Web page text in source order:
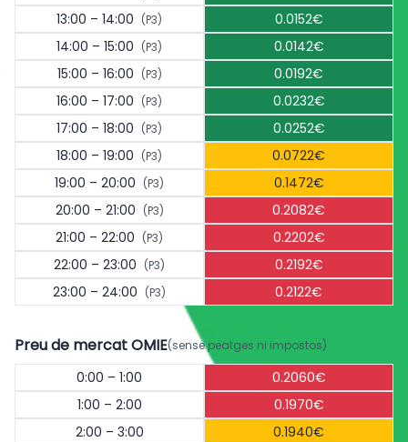
13:00 – 14:00 (P3)
0.0152€
14:00 – 15:00 (P3)
0.0142€
15:00 – 16:00 (P3)
0.0192€
16:00 – 17:00 (P3)
0.0232€
17:00 – 18:00 (P3)
0.0252€
18:00 – 19:00 (P3)
0.0722€
19:00 – 20:00 (P3)
0.1472€
20:00 – 21:00 (P3)
0.2082€
21:00 – 22:00 (P3)
0.2202€
22:00 – 23:00 (P3)
0.2192€
23:00 – 24:00 (P3) 0.2122€
Preu de mercat OMIE(sense peatges ni impostos)
0:00 – 1:00
0.2060€
1:00 – 2:00
0.1970€
2:00 – 3:00
0.1940€